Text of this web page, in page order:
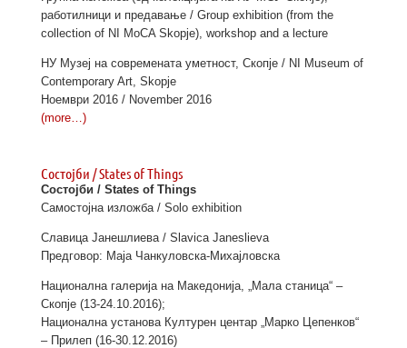
работилници и предавање / Group exhibition (from the
collection of NI MoCA Skopje), workshop and a lecture
НУ Музеј на современата уметност, Скопје / NI Museum of
Contemporary Art, Skopje
Ноември 2016 / November 2016
(more…)
Состојби / States of Things
Состојби / States of Things
Самостојна изложба / Solo exhibition
Славица Јанешлиева / Slavica Janeslieva
Предговор: Маја Чанкуловска-Михајловска
Национална галерија на Македонија, „Мала станица“ –
Скопје (13-24.10.2016);
Национална установа Културен центар „Марко Цепенков“
– Прилеп (16-30.12.2016)